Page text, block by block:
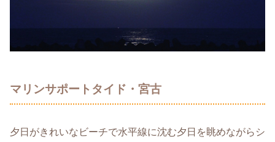
マリンサポートタイド・宮古
夕日がきれいなビーチで水平線に沈む夕日を眺めながらシ